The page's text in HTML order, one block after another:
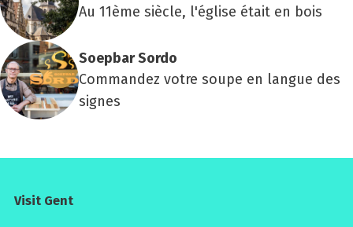
Au 11ème siècle, l'église était en bois
Soep­bar Sor­do
Commandez votre soupe en langue des
signes
Visit Gent